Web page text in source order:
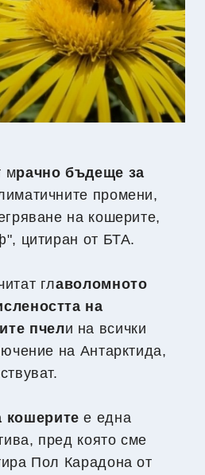
мрачно бъдеще за
промени,
на кошерите,
цитиран от БТА.
главоломното
на
пчели на всички
на Антарктида,
кошеритее една
пред която сме
Пол Карадона от